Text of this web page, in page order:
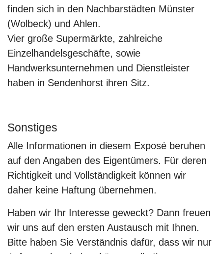
finden sich in den Nachbarstädten Münster
(Wolbeck) und Ahlen.
Vier große Supermärkte, zahlreiche
Einzelhandelsgeschäfte, sowie
Handwerksunternehmen und Dienstleister
haben in Sendenhorst ihren Sitz.
Sonstiges
Alle Informationen in diesem Exposé beruhen
auf den Angaben des Eigentümers. Für deren
Richtigkeit und Vollständigkeit können wir
daher keine Haftung übernehmen.
Haben wir Ihr Interesse geweckt? Dann freuen
wir uns auf den ersten Austausch mit Ihnen.
Bitte haben Sie Verständnis dafür, dass wir nur